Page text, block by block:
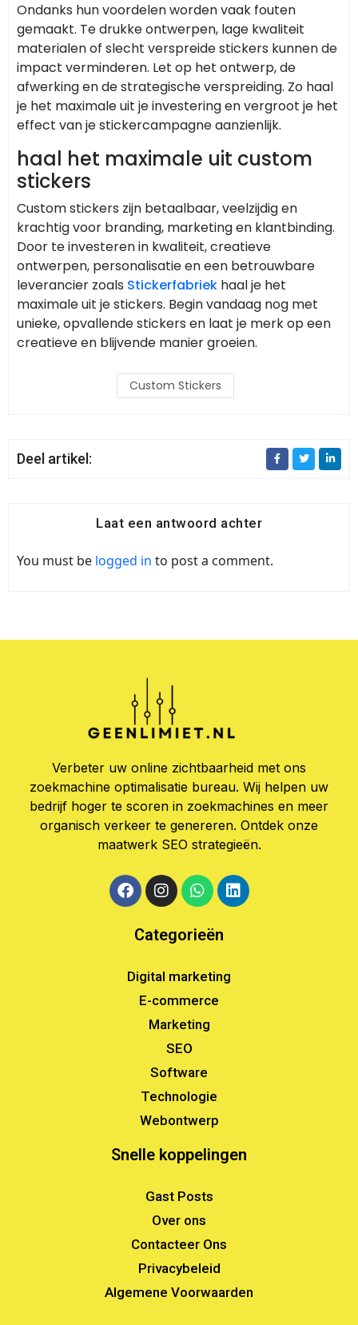
Ondanks hun voordelen worden vaak fouten
gemaakt. Te drukke ontwerpen, lage kwaliteit
materialen of slecht verspreide stickers kunnen de
impact verminderen. Let op het ontwerp, de
afwerking en de strategische verspreiding. Zo haal
je het maximale uit je investering en vergroot je het
effect van je stickercampagne aanzienlijk.
haal het maximale uit custom
stickers
Custom stickers zijn betaalbaar, veelzijdig en
krachtig voor branding, marketing en klantbinding.
Door te investeren in kwaliteit, creatieve
ontwerpen, personalisatie en een betrouwbare
leverancier zoals Stickerfabriek haal je het
maximale uit je stickers. Begin vandaag nog met
unieke, opvallende stickers en laat je merk op een
creatieve en blijvende manier groeien.
Custom Stickers
Deel artikel:
Laat een antwoord achter
You must be logged in to post a comment.
Verbeter uw online zichtbaarheid met ons
zoekmachine optimalisatie bureau. Wij helpen uw
bedrijf hoger te scoren in zoekmachines en meer
organisch verkeer te genereren. Ontdek onze
maatwerk SEO strategieën.
Categorieën
Digital marketing
E-commerce
Marketing
SEO
Software
Technologie
Webontwerp
Snelle koppelingen
Gast Posts
Over ons
Contacteer Ons
Privacybeleid
Algemene Voorwaarden